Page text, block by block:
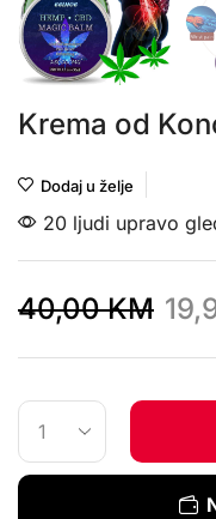
Krema od
Dodaj u želje
20 ljudi upravo
40,00KM